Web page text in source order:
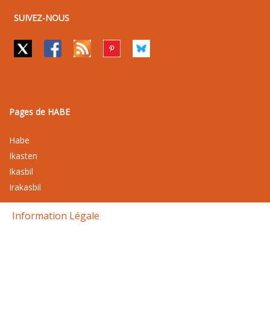
SUIVEZ-NOUS
Pages de HABE
Habe
Ikasten
Ikasbil
Irakasbil
Information Légale